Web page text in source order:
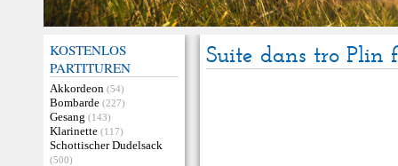
KOSTENLOS
PARTITUREN
Akkordeon (54)
Bombarde (227)
Gesang (143)
Klarinette (117)
Schottischer Dudelsack
(500)
Suite dans tro Plin